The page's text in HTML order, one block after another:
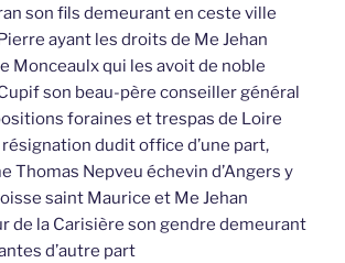
son fils demeurant en ceste ville
ayant les droits de Me Jehan
Monceaulx qui les avoit de noble
son beau-père conseiller général
foraines et trespas de Loire
résignation dudit office d’une part,
Thomas Nepveu échevin d’Angers y
saint Maurice et Me Jehan
de la Carisière son gendre demeurant
d’autre part